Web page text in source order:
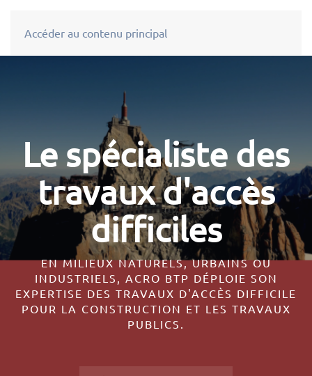
Accéder au contenu principal
Une entreprise
forte et novatrice
AVEC UN DÉVELOPPEMENT ET UN
INVESTISSEMENT CONSTANT DEPUIS SA
CRÉATION EN 1999, LA SOCIÉTÉ SE
POSITIONNE COMME UN PARTENAIRE SOLIDE
AVEC UNE VISION À LONG TERME.